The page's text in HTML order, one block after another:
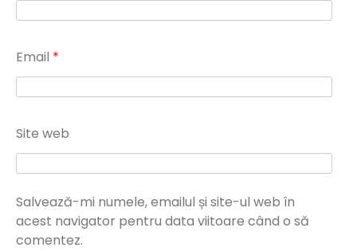
Email *
Site web
Salvează-mi numele, emailul și site-ul web în
acest navigator pentru data viitoare când o să
comentez.